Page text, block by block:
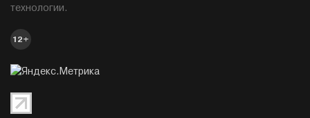
технологии.
12+